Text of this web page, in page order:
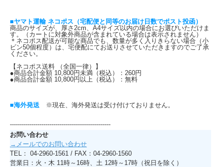
■ヤマト運輸 ネコポス（宅配便と同等のお届け日数でポスト投函）
商品のサイズが、厚さ2cm、A4サイズ以内の場合にお選びいただけま
す。（カートに対象外商品が含まれている場合は表示されません）
＊ネコポス配送が可能な商品でも、数量が多く入りきらない場合（小
ビン50個程度）は、宅便配にてお送りさせていただきますのでご了承
ください。
【ネコポス送料 （全国一律）】
●商品合計金額 10,800円未満（税込）：260円
●商品合計金額 10,800円以上（税込）：無料
■海外発送 ※現在、海外発送は受け付けておりません。
---------------------------------------------------
お問い合わせ
→メールでのお問い合わせ
TEL： 04-2960-1561 / FAX：04-2960-1560
営業日：火・木 11時～16時、土 12時～17時（祝日を除く）